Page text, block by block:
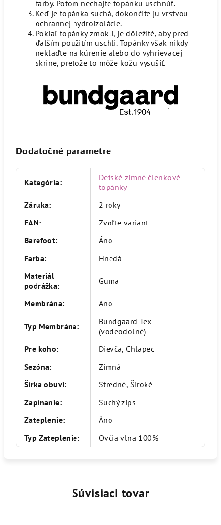
farby. Potom nechajte topánku uschnúť.
Keď je topánka suchá, dokončite ju vrstvou
ochrannej hydroizolácie.
Pokiaľ topánky zmokli, je dôležité, aby pred
ďalším použitím uschli. Topánky však nikdy
neklaďte na kúrenie alebo do vyhrievacej
skrine, pretože to môže kožu vysušiť.
Dodatočné parametre
Kategória:
Detské zimné členkové
topánky
Záruka:
2 roky
EAN:
Zvoľte variant
Barefoot:
Áno
Farba:
Hnedá
Materiál
podrážka: Guma
Membrána: Áno
Typ Membrána:
Bundgaard Tex
(vodeodolné)
Pre koho:
Dievča, Chlapec
Sezóna:
Zimná
Šírka obuvi:
Stredné, Široké
Zapínanie:
Suchý zips
Zateplenie:
Áno
Typ Zateplenie: Ovčia vlna 100%
Súvisiaci tovar